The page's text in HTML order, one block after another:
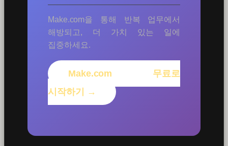
Make.com을 통해 반복 업무에서
해방되고, 더 가치 있는 일에
집중하세요.
Make.com 무료로
시작하기 →